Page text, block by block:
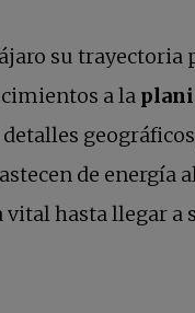
su
a la
de energía
hasta llegar a